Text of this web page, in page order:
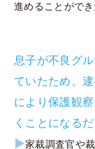
進めることができ
息子が不良グ
ていたため、
により保護観
くことになる
▶家裁調査官や